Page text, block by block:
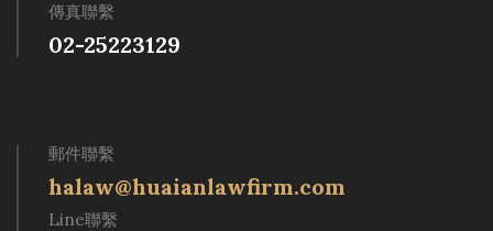
傳真聯繫
02-25223129
郵件聯繫
halaw@huaianlawfirm.com
Line聯繫